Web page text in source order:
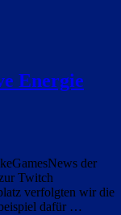
Energie
der
Twitch
verfolgten wir die
dafür …